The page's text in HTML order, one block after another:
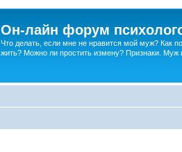
Он-лайн форум
Что делать, если мне не нравится мой муж? Как
жить? Можно ли простить измену? Признаки. Муж